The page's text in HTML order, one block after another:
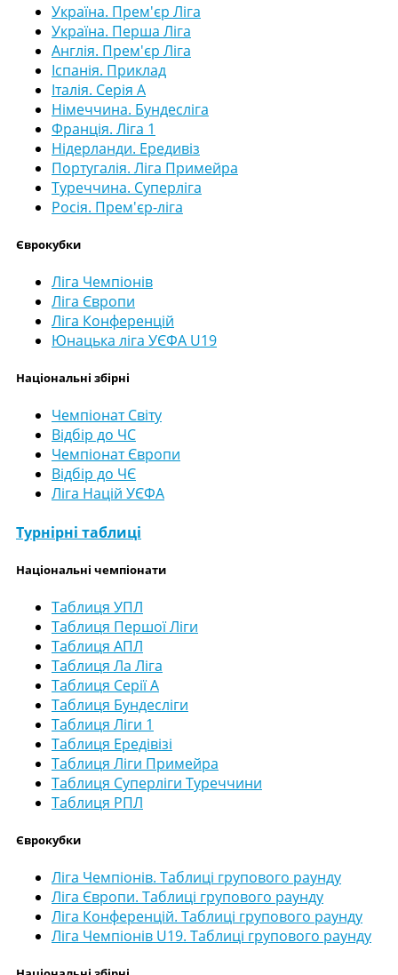
Україна. Прем'єр Ліга
Україна. Перша Ліга
Англія. Прем'єр Ліга
Іспанія. Приклад
Італія. Серія А
Німеччина. Бундесліга
Франція. Ліга 1
Нідерланди. Ередивіз
Португалія. Ліга Примейра
Туреччина. Суперліга
Росія. Прем'єр-ліга
Єврокубки
Ліга Чемпіонів
Ліга Європи
Ліга Конференцій
Юнацька ліга УЄФА U19
Національні збірні
Чемпіонат Світу
Відбір до ЧС
Чемпіонат Європи
Відбір до ЧЄ
Ліга Націй УЄФА
Турнірні таблиці
Національні чемпіонати
Таблиця УПЛ
Таблиця Першої Ліги
Таблиця АПЛ
Таблиця Ла Ліга
Таблиця Серії А
Таблиця Бундесліги
Таблиця Ліги 1
Таблиця Ередівізі
Таблиця Ліги Примейра
Таблиця Суперліги Туреччини
Таблиця РПЛ
Єврокубки
Ліга Чемпіонів. Таблиці групового раунду
Ліга Європи. Таблиці групового раунду
Ліга Конференцій. Таблиці групового раунду
Ліга Чемпіонів U19. Таблиці групового раунду